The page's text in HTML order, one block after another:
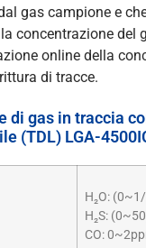
gas campione e
concentrazione del
online della
di tracce.
di gas in traccia
(TDL) LGA-
H₂O:
H₂S:
CO: